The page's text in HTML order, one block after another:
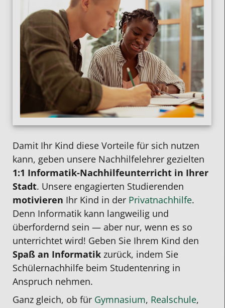
Damit Ihr Kind diese Vorteile für sich nutzen
kann, geben unsere Nachhilfelehrer gezielten
1:1 Informatik-Nachhilfeunterricht in Ihrer
Stadt. Unsere engagierten Studierenden
motivieren Ihr Kind in der Privatnachhilfe.
Denn Informatik kann langweilig und
überfordernd sein — aber nur, wenn es so
unterrichtet wird! Geben Sie Ihrem Kind den
Spaß an Informatik zurück, indem Sie
Schülernachhilfe beim Studentenring in
Anspruch nehmen.
Ganz gleich, ob für Gymnasium, Realschule,